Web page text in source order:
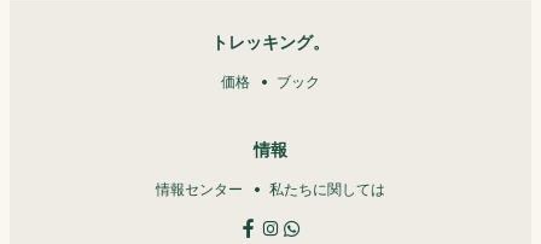
トレッキング。
価格 ブック
情報
情報センター 私たちに関しては